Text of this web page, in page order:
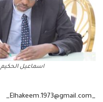
اسماعيل الحكيم
_Elhakeem.1973@gmail.com_